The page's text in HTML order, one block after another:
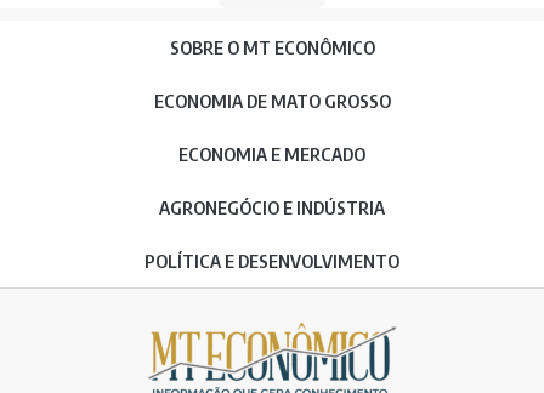
SOBRE O MT ECONÔMICO
ECONOMIA DE MATO GROSSO
ECONOMIA E MERCADO
AGRONEGÓCIO E INDÚSTRIA
POLÍTICA E DESENVOLVIMENTO